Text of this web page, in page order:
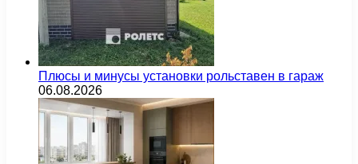
Плюсы и минусы установки рольставен в гараж
06.08.2026